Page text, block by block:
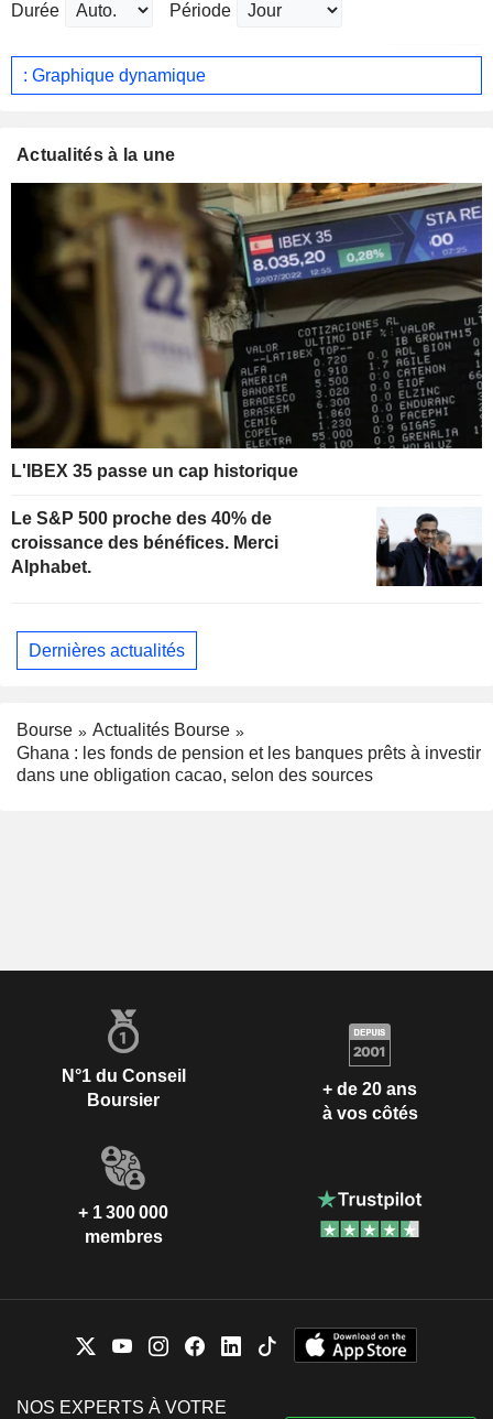
Durée Période
: Graphique dynamique
Actualités à la une
L'IBEX 35 passe un cap historique
Le S&P 500 proche des 40% de
croissance des bénéfices. Merci
Alphabet.
Dernières actualités
Bourse
Actualités Bourse
Ghana : les fonds de pension et les banques prêts à investir
dans une obligation cacao, selon des sources
N°1 du Conseil
Boursier
+ de 20 ans
à vos côtés
+ 1 300 000
membres
NOS EXPERTS À VOTRE